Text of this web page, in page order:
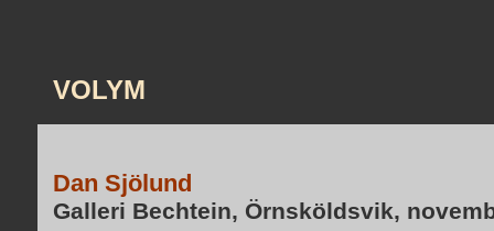
VOLYM
Dan Sjölund
Galleri Bechtein, Örnsköldsvik,